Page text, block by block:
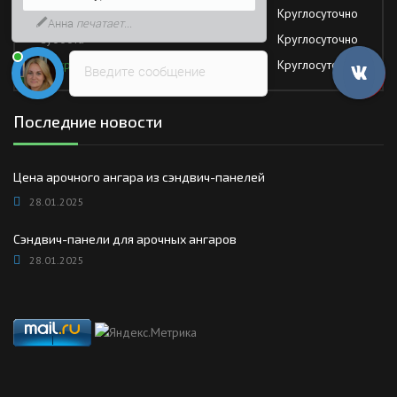
Пятница
Круглосуточно
Суббота
Круглосуточно
Воскресение
Круглосуточно
Последние новости
Цена арочного ангара из сэндвич-панелей
28.01.2025
Сэндвич-панели для арочных ангаров
28.01.2025
Введите сообщение
быстрее